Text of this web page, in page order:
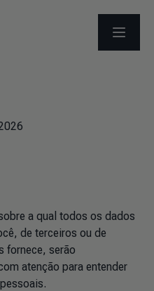
ABRIR
a qual todos os dados
de terceiros ou de
fornece, serão
atenção para entender